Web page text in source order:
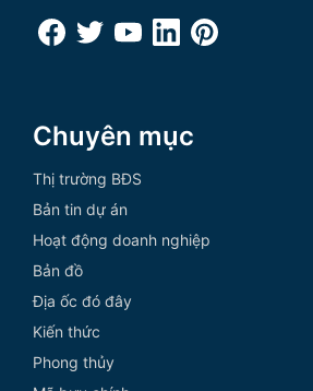
Chuyên mục
Thị trường BĐS
Bản tin dự án
Hoạt động doanh nghiệp
Bản đồ
Địa ốc đó đây
Kiến thức
Phong thủy